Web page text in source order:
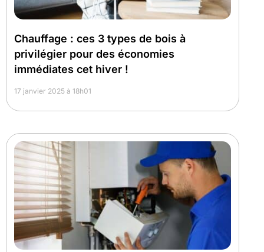
Chauffage : ces 3 types de bois à
privilégier pour des économies
immédiates cet hiver !
17 janvier 2025 à 18h01